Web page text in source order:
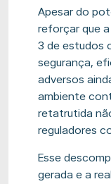
Apesar do
reforçar que
3 de estudos
segurança,
adversos
ambiente
retatrutida
reguladores
Esse
gerada e a